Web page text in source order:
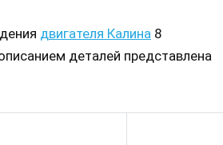
двигателя Калина 8
деталей представлена